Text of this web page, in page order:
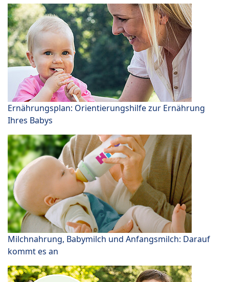
Ernährungsplan: Orientierungshilfe zur Ernährung
Ihres Babys
Milchnahrung, Babymilch und Anfangsmilch: Darauf
kommt es an